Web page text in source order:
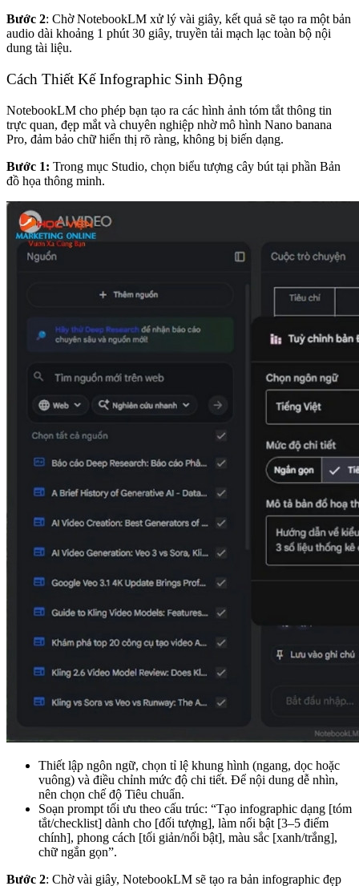
Bước 2: Chờ NotebookLM xử lý vài giây, kết quả sẽ tạo ra một bản
audio dài khoảng 1 phút 30 giây, truyền tải mạch lạc toàn bộ nội
dung tài liệu.
Cách Thiết Kế Infographic Sinh Động
NotebookLM cho phép bạn tạo ra các hình ảnh tóm tắt thông tin
trực quan, đẹp mắt và chuyên nghiệp nhờ mô hình Nano banana
Pro, đảm bảo chữ hiển thị rõ ràng, không bị biến dạng.
Bước 1: Trong mục Studio, chọn biểu tượng cây bút tại phần Bản
đồ họa thông minh.
Thiết lập ngôn ngữ, chọn tỉ lệ khung hình (ngang, dọc hoặc
vuông) và điều chỉnh mức độ chi tiết. Để nội dung dễ nhìn,
nên chọn chế độ Tiêu chuẩn.
Soạn prompt tối ưu theo cấu trúc: “Tạo infographic dạng [tóm
tắt/checklist] dành cho [đối tượng], làm nổi bật [3–5 điểm
chính], phong cách [tối giản/nổi bật], màu sắc [xanh/trắng],
chữ ngắn gọn”.
Bước 2: Chờ vài giây, NotebookLM sẽ tạo ra bản infographic đẹp